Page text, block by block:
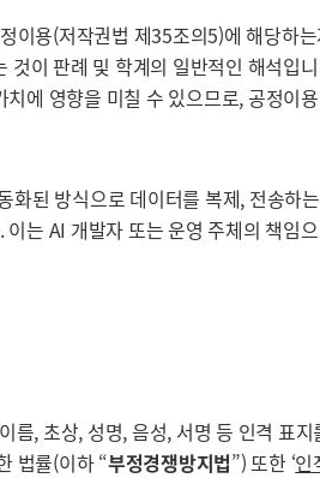
이용(저작권법 제35조의5)에 해당하
이 판례 및 학계의 일반적인 해석
에 영향을 미칠 수 있으므로, 공정이
된 방식으로 데이터를 복제, 전송하
는 AI 개발자 또는 운영 주체의 책
, 초상, 성명, 음성, 서명 등 인격 표
법률(이하 “부정경쟁방지법”) 또한 ‘인